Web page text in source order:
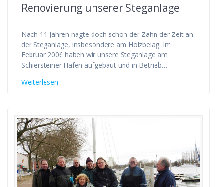
Renovierung unserer Steganlage
Nach 11 Jahren nagte doch schon der Zahn der Zeit an
der Steganlage, insbesondere am Holzbelag. Im
Februar 2006 haben wir unsere Steganlage am
Schiersteiner Hafen aufgebaut und in Betrieb…
Weiterlesen